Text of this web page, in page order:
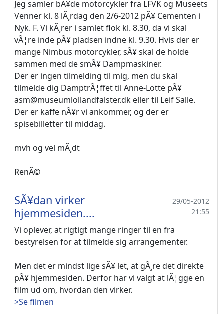
Jeg samler bÃ¥de motorcykler fra LFVK og Museets
Venner kl. 8 lÃ¸rdag den 2/6-2012 pÃ¥ Cementen i
Nyk. F. Vi kÃ¸rer i samlet flok kl. 8.30, da vi skal
vÃ¦re inde pÃ¥ pladsen indne kl. 9.30. Hvis der er
mange Nimbus motorcykler, sÃ¥ skal de holde
sammen med de smÃ¥ Dampmaskiner.
Der er ingen tilmelding til mig, men du skal
tilmelde dig DamptrÃ¦ffet til Anne-Lotte pÃ¥
asm@museumlollandfalster.dk eller til Leif Salle.
Der er kaffe nÃ¥r vi ankommer, og der er
spisebilletter til middag.
mvh og vel mÃ¸dt
RenÃ©
SÃ¥dan virker
hjemmesiden....
29/05-2012
21:55
Vi oplever, at rigtigt mange ringer til en fra
bestyrelsen for at tilmelde sig arrangementer.
Men det er mindst lige sÃ¥ let, at gÃ¸re det direkte
pÃ¥ hjemmesiden. Derfor har vi valgt at lÃ¦gge en
film ud om, hvordan den virker.
>Se filmen